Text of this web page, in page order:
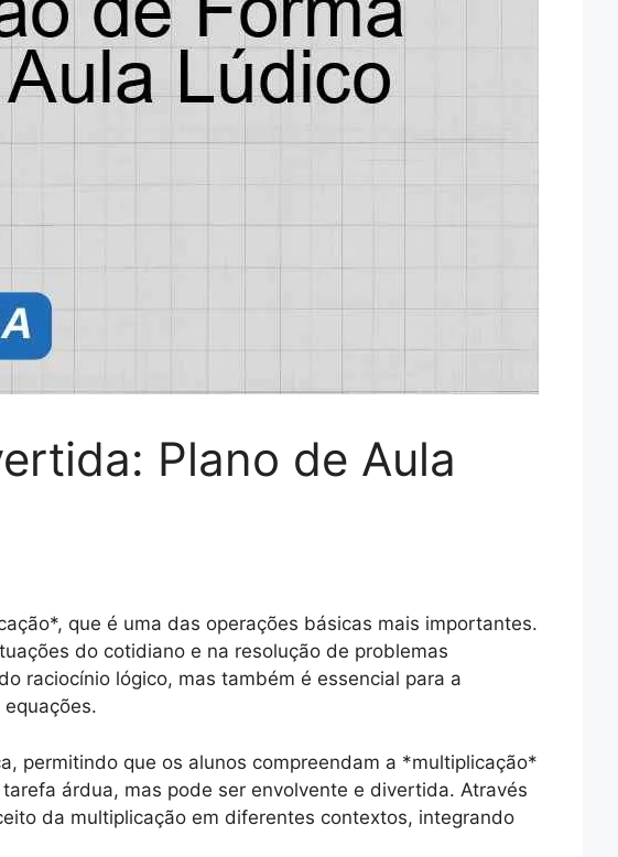
Plano de Aula
que é uma das operações básicas mais importantes.
do cotidiano e na resolução de problemas
raciocínio lógico, mas também é essencial para a
permitindo que os alunos compreendam a *multiplicação*
árdua, mas pode ser envolvente e divertida. Através
da multiplicação em diferentes contextos, integrando